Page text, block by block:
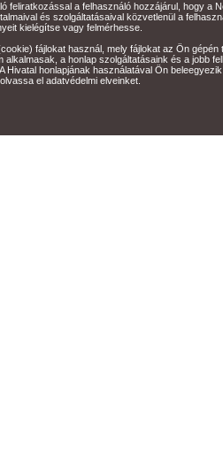
feliratkozással a felhasználó hozzájárul, hogy a
és szolgáltatásaival közvetlenül a
kielégítse vagy felmérhesse.
fájlokat használ, mely fájlokat az Ön gépén
a honlap szolgáltatásaink és a jobb
Hivatal honlapjának használatával Ön
el adatvédelmi elveinket.